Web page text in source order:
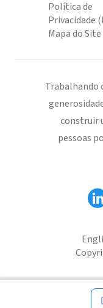
Política de
Privacidade
Mapa do Site
Trabalhando
construir
pessoas